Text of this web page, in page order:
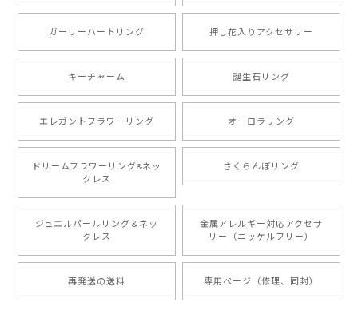
ガーリーハートリング 押し花入りアクセサリー
キーチャーム 誕生石リング
エレガントフラワーリング オーロラリング
ドリームフラワーリング&ネッ
クレス
さくらんぼリング
ジュエルパールリング＆ネッ
クレス
金属アレルギー対応アクセサ
リー（ニッケルフリー）
再発送の送料 専用ページ（修理、同封）